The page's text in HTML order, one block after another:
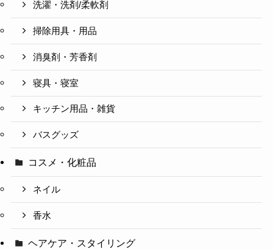
洗濯・洗剤/柔軟剤
掃除用具・用品
消臭剤・芳香剤
寝具・寝室
キッチン用品・雑貨
バスグッズ
コスメ・化粧品
ネイル
香水
ヘアケア・スタイリング